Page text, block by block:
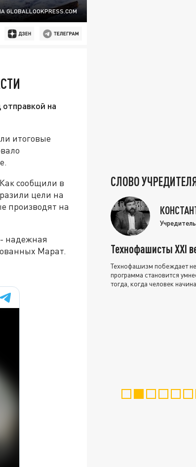
GLOBALLOOKPRESS.COM
на
итоговые
сообщили в
цели на
производят на
надежная
Марат.
СЛОВО
Технофашисты XXI
Технофашизм побеждает
программа становится
тогда, когда человек